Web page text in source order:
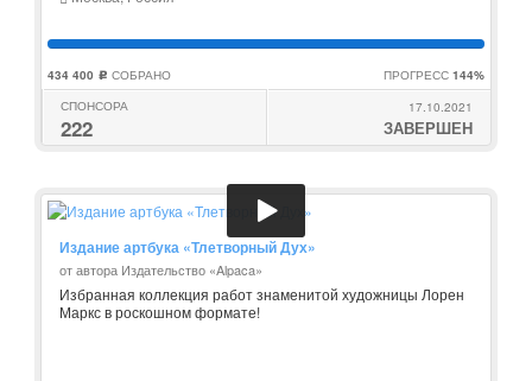
434 400 c СОБРАНО ПРОГРЕСС 144%
СПОНСОРА
222
17.10.2021
ЗАВЕРШЕН
Издание артбука «Тлетворный Дух»
от автора Издательство «Alpaca»
Избранная коллекция работ знаменитой художницы Лорен
Маркс в роскошном формате!